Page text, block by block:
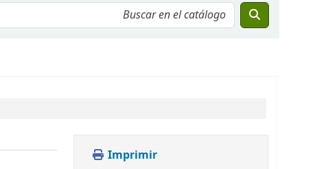
Imprimir